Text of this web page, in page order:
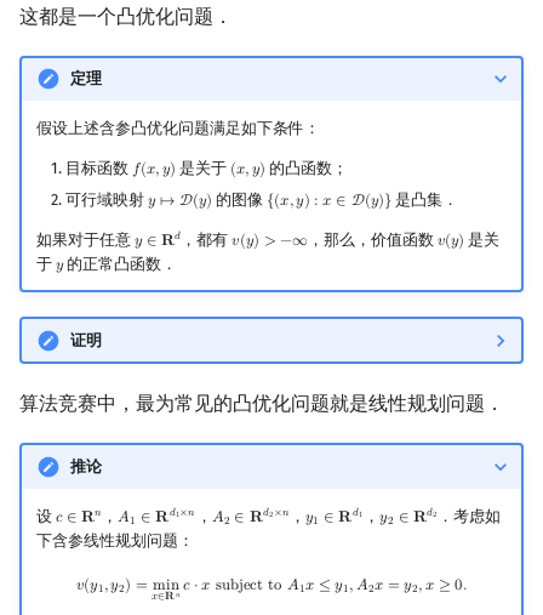
这都是一个凸优化问题．
定理
假设上述含参凸优化问题满足如下条件：
目标函数 𝑓(𝑥,𝑦)
f(x,y) 是关于 (𝑥,𝑦)
(x,y )
的凸函数；
可行域映射 𝑦 ↦ D(𝑦)
y↦D (y) 的图像 {(𝑥,𝑦) : 𝑥 ∈ D(𝑦)}
{(x,y):x∈ D( y) } 是凸集．
如果对于任意 𝑦 ∈ 𝐑𝑑
y∈Rd ，都有𝑣(𝑦) > −∞
v(y)> −∞ ，那么，价值函数𝑣(𝑦)
v(y) 是关
于 𝑦
y的正常凸函数．
证明
算法竞赛中，最为常见的凸优化问题就是线性规划问题．
推论
设 𝑐 ∈ 𝐑𝑛
c∈Rn ， 𝐴1 ∈ 𝐑𝑑1×𝑛
A1∈R d1×n ， 𝐴2 ∈ 𝐑𝑑2 ×𝑛
A2∈R d2×n ， 𝑦1 ∈ 𝐑𝑑1
y1 ∈Rd1 ，𝑦2 ∈ 𝐑𝑑2
y2 ∈Rd2
．考虑如
下含参线性规划问题：
𝑣(𝑦1,𝑦2) = min
𝑥∈𝐑𝑛 𝑐 ⋅𝑥 subject to 𝐴1𝑥 ≤ 𝑦1,𝐴2𝑥 = 𝑦2,𝑥 ≥ 0.
(y1, y2) =minx ∈R nc⋅xsubject to A1 x≤ 1,A2x =y 2,x ≥0.